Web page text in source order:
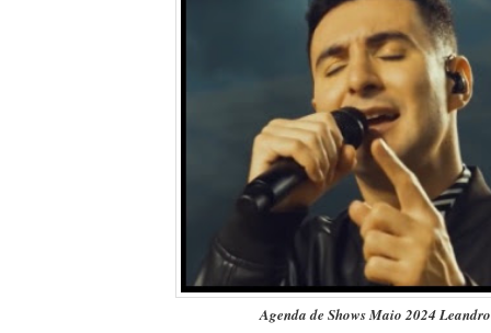
Agenda de Shows Maio 2024